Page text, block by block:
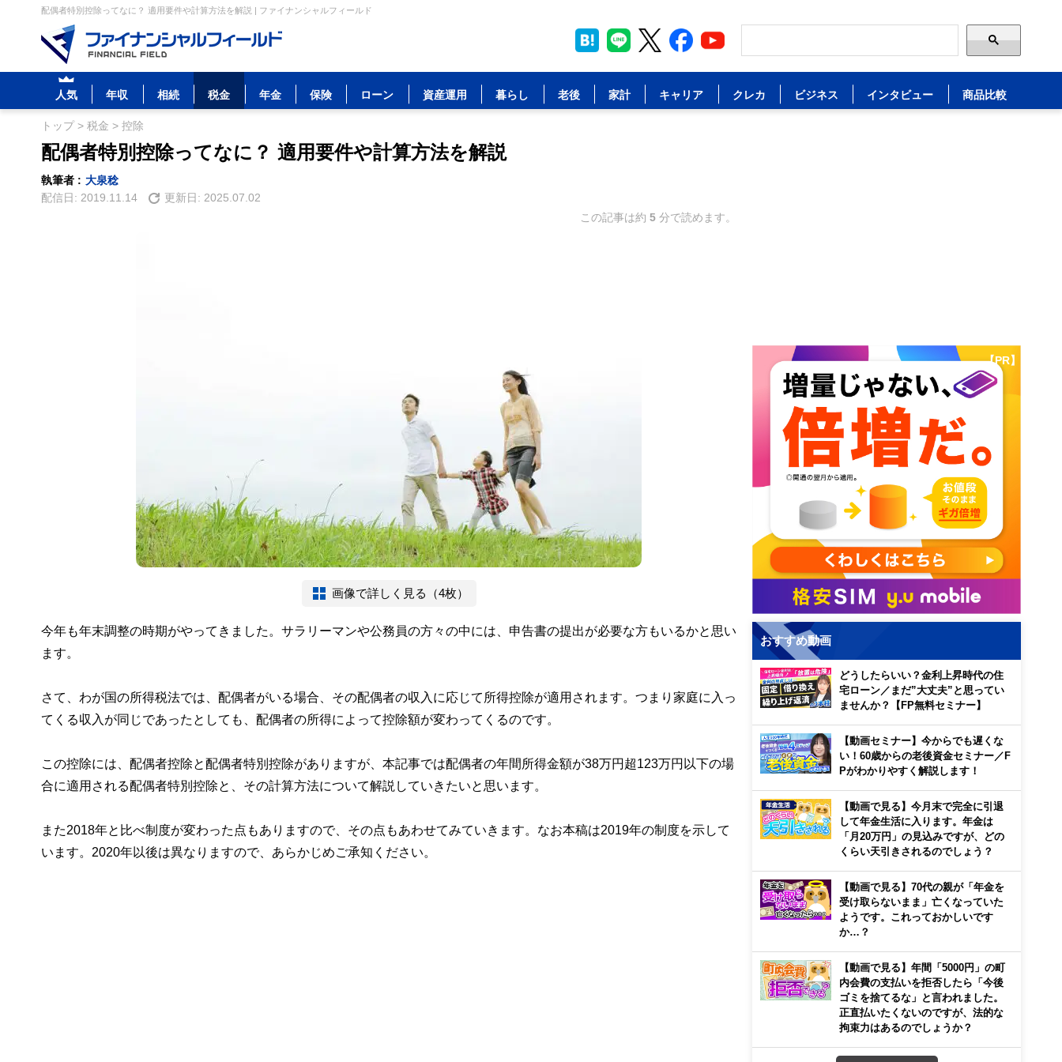
配偶者特別控除ってなに？ 適用要件や計算方法を解説 | ファイナンシャルフィールド
人気 年収 相続 税金 年金 保険 ローン 資産運用 暮らし 老後 家計 キャリア クレカ ビジネス インタビュー 商品比較
トップ> 税金 > 控除
配偶者特別控除ってなに？ 適用要件や計算方法を解説
執筆者 : 大泉稔
配信日: 2019.11.14 更新日: 2025.07.02
この記事は約 5 分で読めます。
画像で詳しく見る（4枚）
今年も年末調整の時期がやってきました。サラリーマンや公務員の方々の中には、申告書の提出が必要な方もいるかと思い
ます。
さて、わが国の所得税法では、配偶者がいる場合、その配偶者の収入に応じて所得控除が適用されます。つまり家庭に入っ
てくる収入が同じであったとしても、配偶者の所得によって控除額が変わってくるのです。
この控除には、配偶者控除と配偶者特別控除がありますが、本記事では配偶者の年間所得金額が38万円超123万円以下の場
合に適用される配偶者特別控除と、その計算方法について解説していきたいと思います。
また2018年と比べ制度が変わった点もありますので、その点もあわせてみていきます。なお本稿は2019年の制度を示して
います。2020年以後は異なりますので、あらかじめご承知ください。
【PR】
おすすめ動画
どうしたらいい？金利上昇時代の住
宅ローン／まだ”大丈夫”と思ってい
ませんか？【FP無料セミナー】
【動画セミナー】今からでも遅くな
い！60歳からの老後資金セミナー／F
Pがわかりやすく解説します！
【動画で見る】今月末で完全に引退
して年金生活に入ります。年金は
「月20万円」の見込みですが、どの
くらい天引きされるのでしょう？
【動画で見る】70代の親が「年金を
受け取らないまま」亡くなっていた
ようです。これっておかしいです
か…？
【動画で見る】年間「5000円」の町
内会費の支払いを拒否したら「今後
ゴミを捨てるな」と言われました。
正直払いたくないのですが、法的な
拘束力はあるのでしょうか？